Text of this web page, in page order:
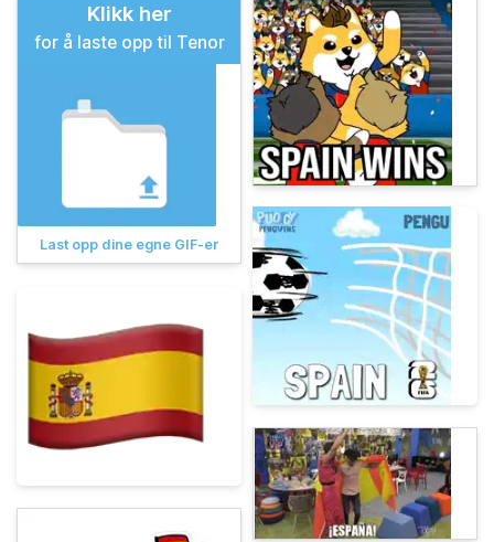
Klikk her
for å laste opp til Tenor
Last opp dine egne GIF-er